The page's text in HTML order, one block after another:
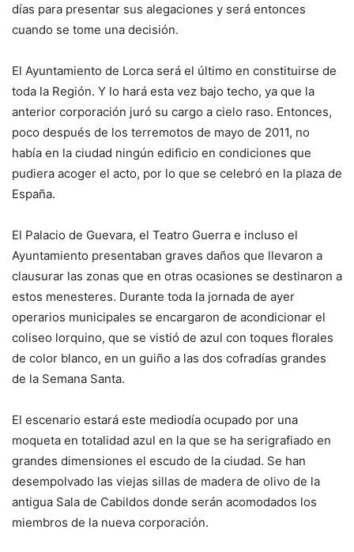
días para presentar sus alegaciones y será entonces
cuando se tome una decisión.
El Ayuntamiento de Lorca será el último en constituirse de
toda la Región. Y lo hará esta vez bajo techo, ya que la
anterior corporación juró su cargo a cielo raso. Entonces,
poco después de los terremotos de mayo de 2011, no
había en la ciudad ningún edificio en condiciones que
pudiera acoger el acto, por lo que se celebró en la plaza de
España.
El Palacio de Guevara, el Teatro Guerra e incluso el
Ayuntamiento presentaban graves daños que llevaron a
clausurar las zonas que en otras ocasiones se destinaron a
estos menesteres. Durante toda la jornada de ayer
operarios municipales se encargaron de acondicionar el
coliseo lorquino, que se vistió de azul con toques florales
de color blanco, en un guiño a las dos cofradías grandes
de la Semana Santa.
El escenario estará este mediodía ocupado por una
moqueta en totalidad azul en la que se ha serigrafiado en
grandes dimensiones el escudo de la ciudad. Se han
desempolvado las viejas sillas de madera de olivo de la
antigua Sala de Cabildos donde serán acomodados los
miembros de la nueva corporación.